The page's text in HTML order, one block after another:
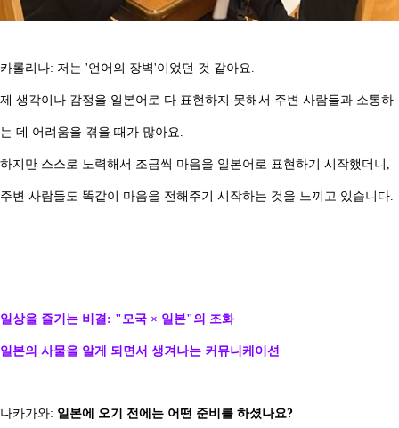
카롤리나: 저는 '언어의 장벽'이었던 것 같아요.
제 생각이나 감정을 일본어로 다 표현하지 못해서 주변 사람들과 소통하
는 데 어려움을 겪을 때가 많아요.
하지만 스스로 노력해서 조금씩 마음을 일본어로 표현하기 시작했더니,
주변 사람들도 똑같이 마음을 전해주기 시작하는 것을 느끼고 있습니다.
일상을 즐기는 비결: "모국 × 일본"의 조화
일본의 사물을 알게 되면서 생겨나는 커뮤니케이션
나카가와: 일본에 오기 전에는 어떤 준비를 하셨나요?